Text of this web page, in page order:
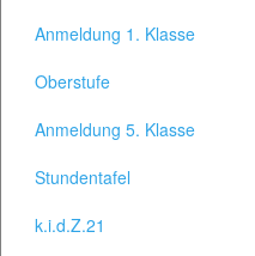
Anmeldung 1. Klasse
Oberstufe
Anmeldung 5. Klasse
Stundentafel
k.i.d.Z.21